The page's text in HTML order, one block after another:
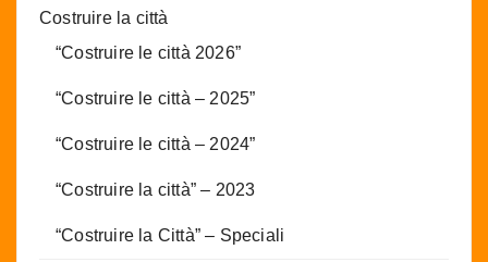
Costruire la città
“Costruire le città 2026”
“Costruire le città – 2025”
“Costruire le città – 2024”
“Costruire la città” – 2023
“Costruire la Città” – Speciali